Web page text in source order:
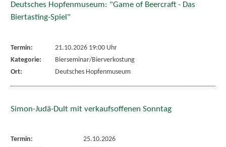
Deutsches Hopfenmuseum: "Game of Beercraft - Das
Biertasting-Spiel"
Termin:
21.10.2026 19:00 Uhr
Kategorie:
Bierseminar/Bierverkostung
Ort:
Deutsches Hopfenmuseum
Simon-Judä-Dult mit verkaufsoffenen Sonntag
Termin:
25.10.2026